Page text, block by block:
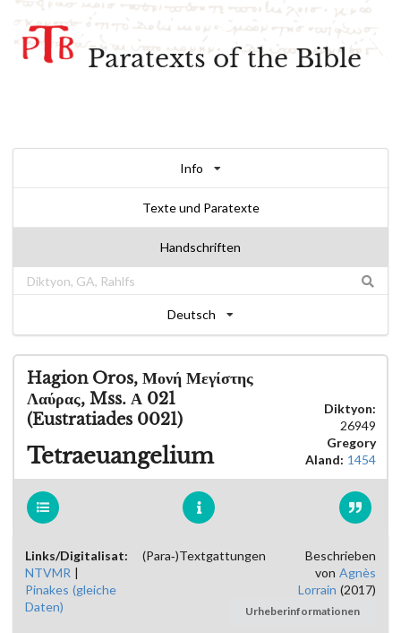
Paratexts of the Bible
Info
Texte und Paratexte
Handschriften
Deutsch
Hagion Oros, Μονή Μεγίστης
Λαύρας, Mss. Α 021
(Eustratiades 0021)
Tetraeuangelium
Diktyon:
26949
Gregory
Aland: 1454
Links/Digitalisat:
NTVMR |
Pinakes (gleiche
Daten)
(Para-)Textgattungen
Beschrieben
von Agnès
Lorrain (2017)
Urheberinformationen